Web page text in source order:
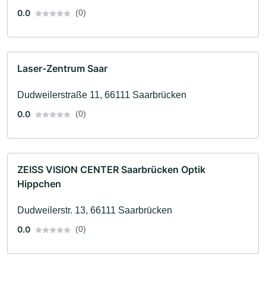
0.0
(0)
Laser-Zentrum Saar
Dudweilerstraße 11, 66111 Saarbrücken
0.0
(0)
ZEISS VISION CENTER Saarbrücken Optik
Hippchen
Dudweilerstr. 13, 66111 Saarbrücken
0.0
(0)